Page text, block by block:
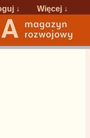
↓
Więcej ↓